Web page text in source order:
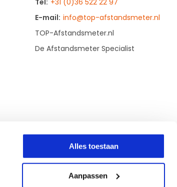
Alles toestaan
Aanpassen
Tel: +31 (0)36 522 22 97
E-mail: info@top-afstandsmeter.nl
TOP-Afstandsmeter.nl
De Afstandsmeter Specialist